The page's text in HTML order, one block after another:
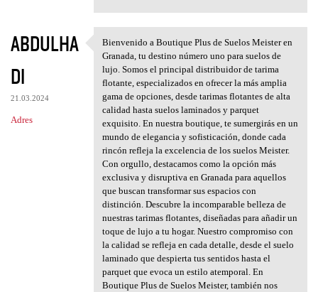
ABDULHA
DI
21.03.2024
Adres
Bienvenido a Boutique Plus de
Bienvenido a Boutique Plus de Suelos Meister en
Granada, tu destino número uno para suelos de
lujo. Somos el principal distribuidor de tarima
flotante, especializados en ofrecer la más amplia
gama de opciones, desde tarimas flotantes de alta
calidad hasta suelos laminados y parquet
exquisito. En nuestra boutique, te sumergirás en un
mundo de elegancia y sofisticación, donde cada
rincón refleja la excelencia de los suelos Meister.
Con orgullo, destacamos como la opción más
exclusiva y disruptiva en Granada para aquellos
que buscan transformar sus espacios con
distinción. Descubre la incomparable belleza de
nuestras tarimas flotantes, diseñadas para añadir un
toque de lujo a tu hogar. Nuestro compromiso con
la calidad se refleja en cada detalle, desde el suelo
laminado que despierta tus sentidos hasta el
parquet que evoca un estilo atemporal. En
Boutique Plus de Suelos Meister, también nos